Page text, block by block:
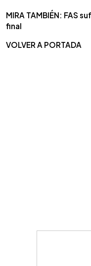
MIRA TAMBIÉN: FAS
final
VOLVER A PORTADA